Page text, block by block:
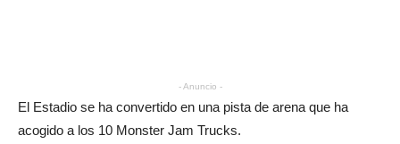
- Anuncio -
El Estadio se ha convertido en una pista de arena que ha
acogido a los 10 Monster Jam Trucks.